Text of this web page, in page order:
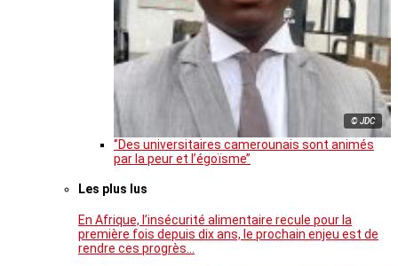
© JDC
‘’Des universitaires camerounais sont animés
par la peur et l’égoïsme’’
Les plus lus
En Afrique, l’insécurité alimentaire recule pour la
première fois depuis dix ans, le prochain enjeu est de
rendre ces progrès…